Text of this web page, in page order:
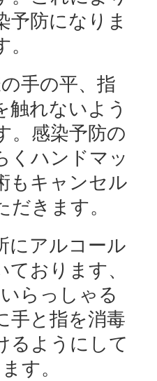
予防になりま
。
手の平、指
触れないよう
。感染予防の
くハンドマッ
もキャンセル
だきます。
にアルコール
おります、
らっしゃる
手と指を消毒
るようにして
す。